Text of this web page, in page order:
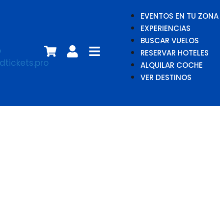
EVENTOS EN TU ZONA
EXPERIENCIAS
BUSCAR VUELOS
RESERVAR HOTELES
ALQUILAR COCHE
VER DESTINOS